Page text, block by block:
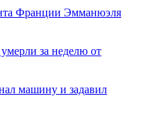
Франции Эмманюэля
за неделю от
машину и задавил